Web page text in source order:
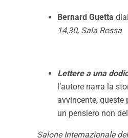
Bernard Guetta
14,30, Sala Rossa
Lettere a una
l’autore narra la
avvincente,
un pensiero non
Salone Internazionale